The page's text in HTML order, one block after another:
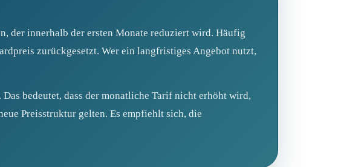
der innerhalb der ersten Monate reduziert wird. Häufig
zurückgesetzt. Wer ein langfristiges Angebot nutzt,
bedeutet, dass der monatliche Tarif nicht erhöht wird,
Preisstruktur gelten. Es empfiehlt sich, die